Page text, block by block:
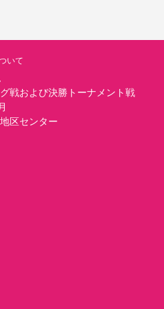
いて
戦および決勝トーナメント戦
区センター